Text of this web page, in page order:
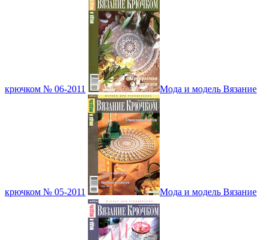
крючком № 06-2011 Мода и модель Вязание
крючком № 05-2011 Мода и модель Вязание